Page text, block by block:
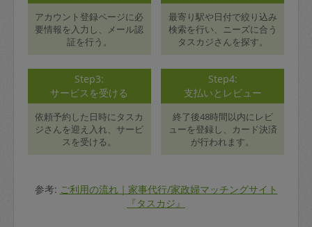
アカウント登録ページに必
要情報を入力し、メール認
証を行う。
最寄り駅や日付で絞り込み
検索を行い、ニーズに合う
タスカジさんを探す。
Step3:
サービスを受ける
依頼予約した日時にタスカ
ジさんを迎え入れ、サービ
スを受ける。
Step4:
支払いとレビュー
終了後48時間以内にレビ
ューを登録し、カード決済
が行われます。
参考: ご利用の流れ｜家事代行/家政婦マッチングサイト
『タスカジ』